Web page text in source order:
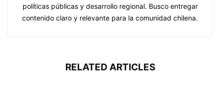
políticas públicas y desarrollo regional. Busco entregar
contenido claro y relevante para la comunidad chilena.
RELATED ARTICLES